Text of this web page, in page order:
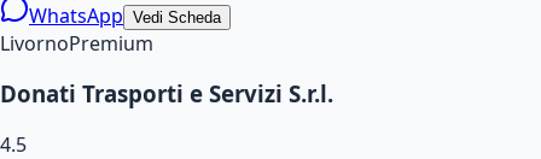
WhatsApp Vedi Scheda
LivornoPremium
Donati Trasporti e Servizi S.r.l.
4.5